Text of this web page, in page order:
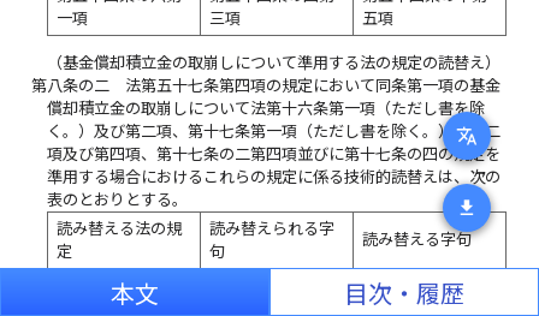
translate
download
一項
三項
五項
（基金償却積立金の取崩しについて準用する法の規定の読替え）
第八条の二
法第五十七条第四項の規定において同条第一項の基金
償却積立金の取崩しについて法第十六条第一項（ただし書を除
く。）及び第二項、第十七条第一項（ただし書を除く。）、第二
項及び第四項、第十七条の二第四項並びに第十七条の四の規定を
準用する場合におけるこれらの規定に係る技術的読替えは、次の
表のとおりとする。
読み替える法の規
定
読み替えられる字
句
読み替える字句
第十六条第一項
（ただし書を除
各事務所
本文 目次・履歴